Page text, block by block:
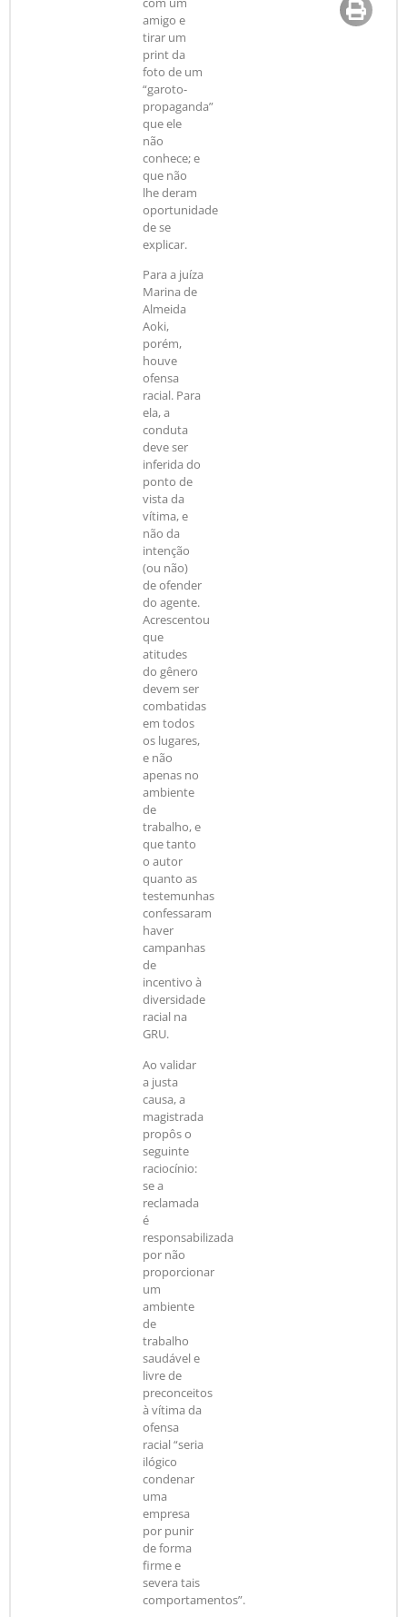
amigo e
tirar um
print da
foto de um
“garoto-
propaganda”
que ele
não
conhece; e
que não
lhe deram
oportunidade
de se
explicar.
Para a juíza
Marina de
Almeida
Aoki,
porém,
houve
ofensa
racial. Para
ela, a
conduta
deve ser
inferida do
ponto de
vista da
vítima, e
não da
intenção
(ou não)
de ofender
do agente.
Acrescentou
que
atitudes
do gênero
devem ser
combatidas
em todos
os lugares,
e não
apenas no
ambiente
de
trabalho, e
que tanto
o autor
quanto as
testemunhas
confessaram
haver
campanhas
de
incentivo à
diversidade
racial na
GRU.
Ao validar
a justa
causa, a
magistrada
propôs o
seguinte
raciocínio:
se a
reclamada
é
responsabilizada
por não
proporcionar
um
ambiente
de
trabalho
saudável e
livre de
preconceitos
à vítima da
ofensa
racial “seria
ilógico
condenar
uma
empresa
por punir
de forma
firme e
severa tais
comportamentos”.